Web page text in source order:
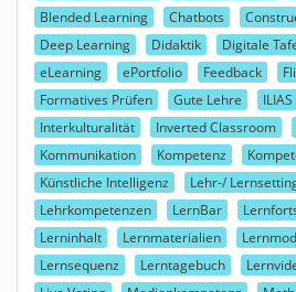
Blended Learning
Chatbots
Deep Learning
Didaktik Digitale
eLearning
ePortfolio Feedback
Formatives Prüfen
Gute Lehre ILIAS
Interkulturalität
Inverted Classroom
Kommunikation
Kompetenz
Künstliche Intelligenz
Lehr-/
Lehrkompetenzen
LernBar
Lerninhalt
Lernmaterialien
Lernsequenz
Lerntagebuch